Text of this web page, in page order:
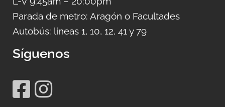
Parada de metro: Aragón o Facultades
Autobús: líneas 1, 10, 12, 41 y 79
Síguenos